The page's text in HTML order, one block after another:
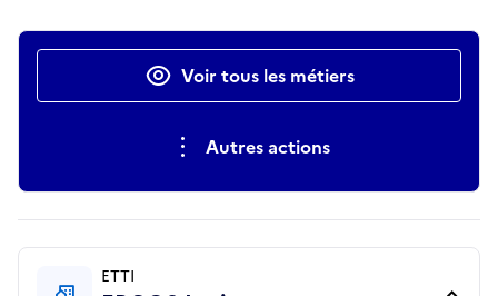
Actions rapidesVoir tous les métiers
Autres actions
ETTI